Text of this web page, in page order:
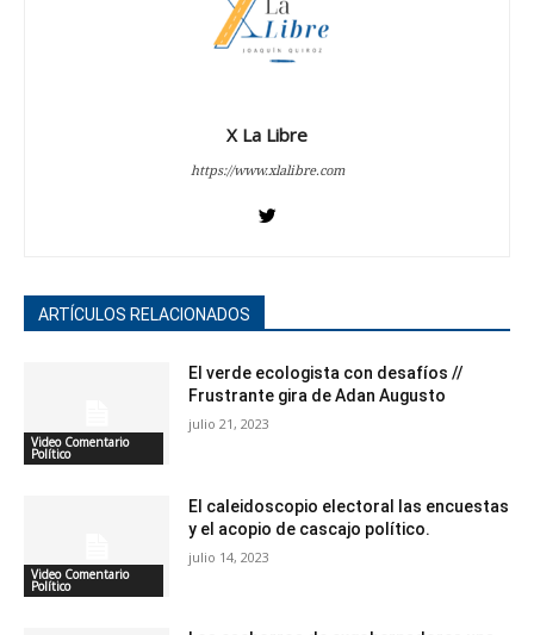
X La Libre
https://www.xlalibre.com
ARTÍCULOS RELACIONADOS
Video Comentario
Político
El verde ecologista con desafíos //
Frustrante gira de Adan Augusto
julio 21, 2023
Video Comentario
Político
El caleidoscopio electoral las encuestas
y el acopio de cascajo político.
julio 14, 2023